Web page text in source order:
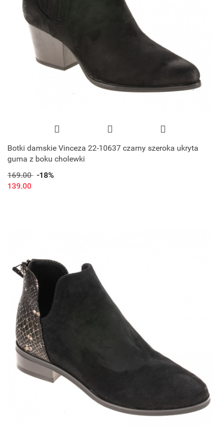
Botki damskie Vinceza 22-10637 czarny szeroka ukryta
guma z boku cholewki
169.00 -18%
139.00